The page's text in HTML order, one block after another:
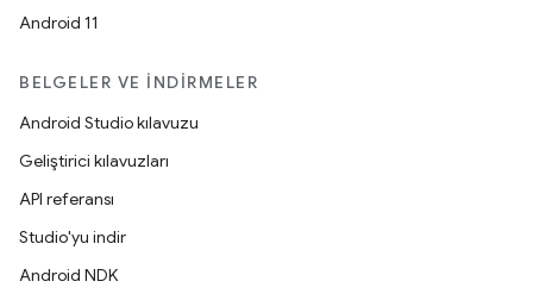
Android 11
BELGELER VE İNDIRMELER
Android Studio kılavuzu
Geliştirici kılavuzları
API referansı
Studio'yu indir
Android NDK